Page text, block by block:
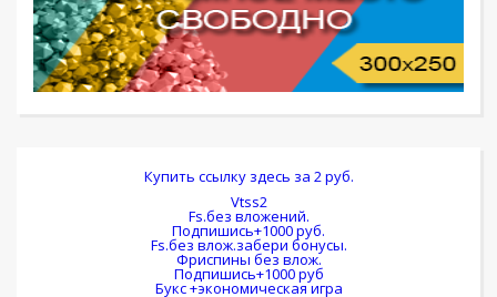
Купить ссылку здесь за 2руб.
Vtss2
Fs.без вложений.
Подпишись+1000 руб.
Fs.без влож.забери бонусы.
Фриспины без влож.
Подпишись+1000 руб
Букс +экономическая игра